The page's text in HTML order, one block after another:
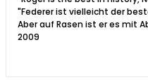
"Federer ist vielleicht der
Aber auf Rasen ist er es mit
2009